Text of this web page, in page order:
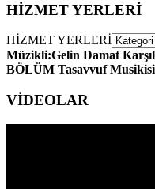
HİZMET YERLERİ
HİZMET YERLERİ
Müzikli:Gelin Damat
BÖLÜM Tasavvuf Musikisi
VİDEOLAR